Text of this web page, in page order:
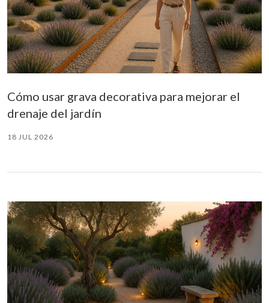
Cómo usar grava decorativa para mejorar el
drenaje del jardín
18 JUL 2026